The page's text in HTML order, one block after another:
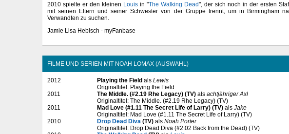
2010 spielte er den kleinen Louis in "The Walking Dead", der sich noch in der ersten
mit seinen Eltern und seiner Schwester von der Gruppe trennt, um in Birmingham
Verwandten zu suchen.
Jamie Lisa Hebisch - myFanbase
FILME UND SERIEN MIT NOAH LOMAX (AUSWAHL)
2012 Playing the Field als Lewis
Originaltitel: Playing the Field
2011
The Middle. (#2.19 Rhe Legacy) (TV) als achtjähriger Axl
Originaltitel: The Middle. (#2.19 Rhe Legacy) (TV)
2011
Mad Love (#1.11 The Secret Life of Larry) (TV) als Jake
Originaltitel: Mad Love (#1.11 The Secret Life of Larry) (TV)
2010
Drop Dead Diva (TV) als Noah Porter
Originaltitel: Drop Dead Diva (#2.02 Back from the Dead) (TV)